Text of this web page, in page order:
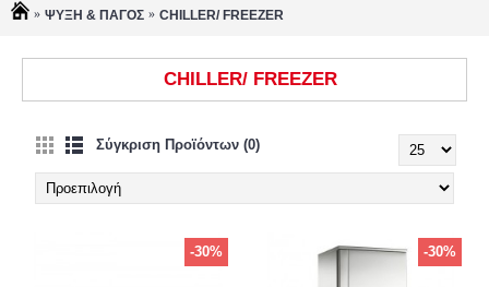
ΨΥΞΗ & ΠΑΓΟΣ CHILLER/ FREEZER
CHILLER/ FREEZER
Σύγκριση Προϊόντων (0)
-30% -30%